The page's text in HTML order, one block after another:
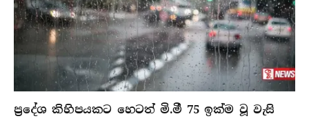
ප්‍රදේශ කිහිපයකට හෙටත් මි.මී 75 ඉක්ම වූ වැසි